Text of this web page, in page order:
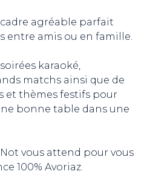
agréable parfait
entre amis ou en famille.
karaoké,
matchs ainsi que de
et thèmes festifs pour
bonne table dans une
vous attend pour vous
100% Avoriaz.